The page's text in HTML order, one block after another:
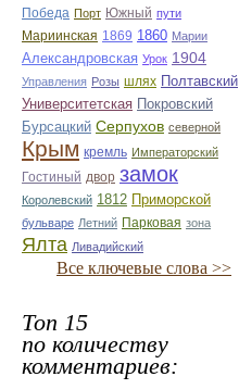
Победа Порт Южный пути
Мариинская 1869 1860 Марии
Александровская Урок 1904
Управления Розы шлях
Полтавский
Университетская
Покровский
Бурсацкий Серпухов северной
Крым кремль Императорский
Гостиный двор замок
Королевский 1812 Приморской
бульваре Летний Парковая зона
Ялта Ливадийский
Все ключевые слова >>
Топ 15
по количеству
комментариев: